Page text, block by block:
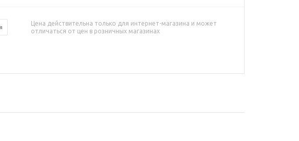
Цена действительна только для интернет-магазина и может
отличаться от цен в розничных магазинах